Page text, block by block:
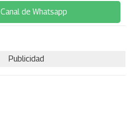
Canal de Whatsapp
Publicidad